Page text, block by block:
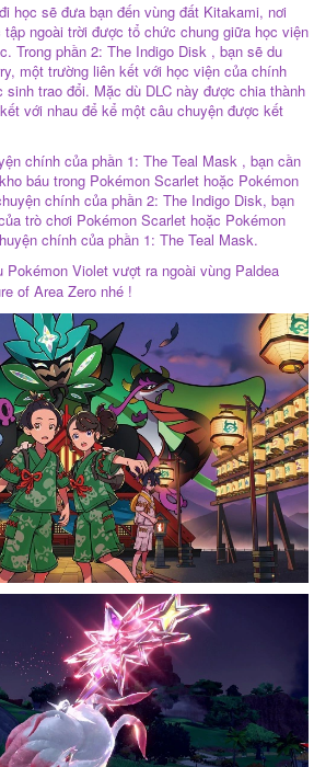
học sẽ đưa bạn đến vùng đất Kitakami, nơi
ngoài trời được tổ chức chung giữa học viện
Trong phần 2: The Indigo Disk , bạn sẽ du
một trường liên kết với học viện của chính
trao đổi. Mặc dù DLC này được chia thành
với nhau để kể một câu chuyện được kết
chính của phần 1: The Teal Mask , bạn cần
báu trong Pokémon Scarlet hoặc Pokémon
chính của phần 2: The Indigo Disk, bạn
trò chơi Pokémon Scarlet hoặc Pokémon
chính của phần 1: The Teal Mask.
Violet vượt ra ngoài vùng Paldea
of Area Zero nhé !